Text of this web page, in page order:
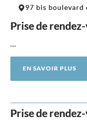
−
97 bis boulevard
Prise de
...
EN SAVOIR PLUS
Prise de